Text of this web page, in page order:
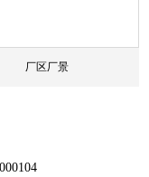
厂区厂景